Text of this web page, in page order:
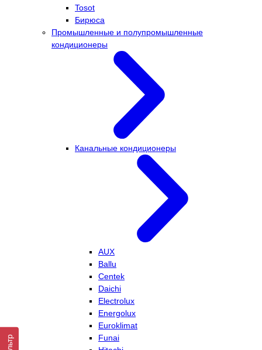
Tosot
Бирюса
Промышленные и полупромышленные
кондиционеры
Канальные кондиционеры
AUX
Ballu
Centek
Daichi
Electrolux
Energolux
Euroklimat
Funai